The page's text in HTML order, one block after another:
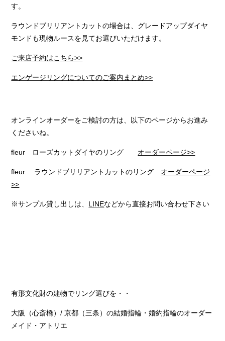
す。
ラウンドブリリアントカットの場合は、グレードアップダイヤ
モンドも現物ルースを見てお選びいただけます。
ご来店予約はこちら>>
エンゲージリングについてのご案内まとめ>>
オンラインオーダーをご検討の方は、以下のページからお進み
くださいね。
fleur ローズカットダイヤのリング オーダーページ>>
fleur ラウンドブリリアントカットのリング オーダーページ
>>
※サンプル貸し出しは、 LINEなどから直接お問い合わせ下さい
有形文化財の建物でリング選びを・・
大阪（心斎橋）/ 京都（三条）の結婚指輪・婚約指輪のオーダー
メイド・アトリエ